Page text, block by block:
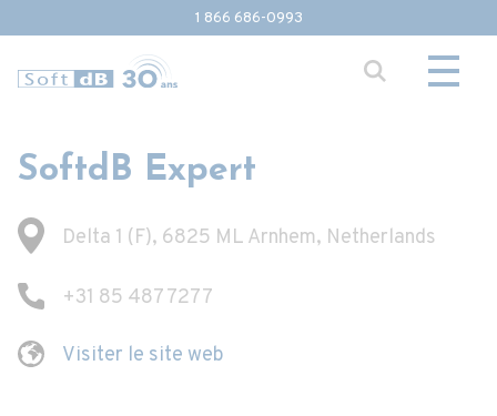
1 866 686-0993
SoftdB Expert
Delta 1 (F), 6825 ML Arnhem, Netherlands
+31 85 487 7277
Visiter le site web